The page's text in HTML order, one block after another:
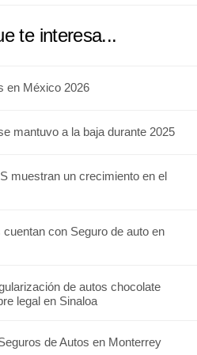
te interesa...
en México 2026
mantuvo a la baja durante 2025
muestran un crecimiento en el
con Seguro de auto en
de autos chocolate
legal en Sinaloa
de Autos en Monterrey